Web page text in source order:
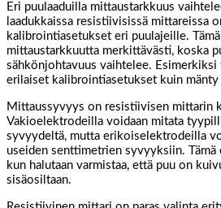
Eri puulaaduilla mittaustarkkuus
laadukkaissa resistiivisissä mittareissa
kalibrointiasetukset eri puulajeille. Tämä
mittaustarkkuutta merkittävästi, koska
sähkönjohtavuus vaihtelee.
erilaiset kalibrointiasetukset kuin mänty
Mittaussyvyys on resistiivisen mittarin
Vakioelektrodeilla voidaan mitata
syvyydeltä, mutta erikoiselektrodeilla
useiden senttimetrien syvyyksiin.
kun halutaan varmistaa, että puu on
sisäosiltaan.